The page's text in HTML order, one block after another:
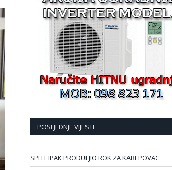
POSLJEDNJE VIJESTI
SPLIT IPAK PRODULJIO ROK ZA KAREPOVAC